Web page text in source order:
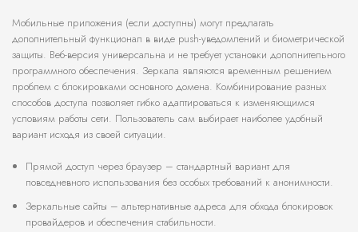
Мобильные приложения (если доступны) могут предлагать
дополнительный функционал в виде push-уведомлений и биометрической
защиты. Веб-версия универсальна и не требует установки дополнительного
программного обеспечения. Зеркала являются временным решением
проблем с блокировками основного домена. Комбинирование разных
способов доступа позволяет гибко адаптироваться к изменяющимся
условиям работы сети. Пользователь сам выбирает наиболее удобный
вариант исходя из своей ситуации.
Прямой доступ через браузер – стандартный вариант для
повседневного использования без особых требований к анонимности.
Зеркальные сайты – альтернативные адреса для обхода блокировок
провайдеров и обеспечения стабильности.